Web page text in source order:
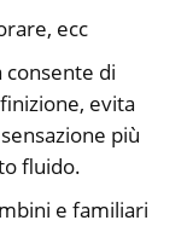
ecc
di
evita
più
fluido.
e familiari